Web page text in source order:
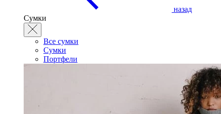
назад
Сумки
Все сумки
Сумки
Портфели